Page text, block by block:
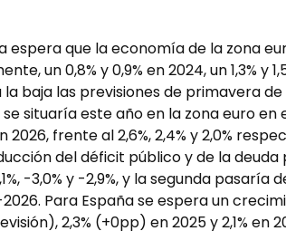
espera que la economía de la zona
un 0,8% y 0,9% en 2024, un 1,3% y
la baja las previsiones de primavera
situaría este año en la zona euro en
2026, frente al 2,6%, 2,4% y 2,0%
del déficit público y de la
-3,0% y -2,9%, y la segunda pasaría
Para España se espera un
2,3% (+0pp) en 2025 y 2,1% en